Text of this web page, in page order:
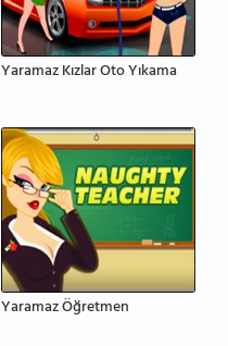
Yaramaz Kızlar Oto Yıkama
Yaramaz Öğretmen